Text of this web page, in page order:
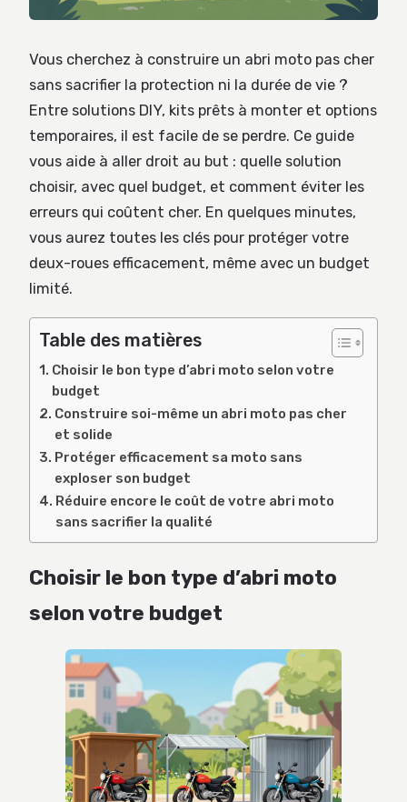
Vous cherchez à construire un abri moto pas cher
sans sacrifier la protection ni la durée de vie ?
Entre solutions DIY, kits prêts à monter et options
temporaires, il est facile de se perdre. Ce guide
vous aide à aller droit au but : quelle solution
choisir, avec quel budget, et comment éviter les
erreurs qui coûtent cher. En quelques minutes,
vous aurez toutes les clés pour protéger votre
deux-roues efficacement, même avec un budget
limité.
Table des matières
Choisir le bon type d’abri moto selon votre
budget
Construire soi-même un abri moto pas cher
et solide
Protéger efficacement sa moto sans
exploser son budget
Réduire encore le coût de votre abri moto
sans sacrifier la qualité
Choisir le bon type d’abri moto
selon votre budget